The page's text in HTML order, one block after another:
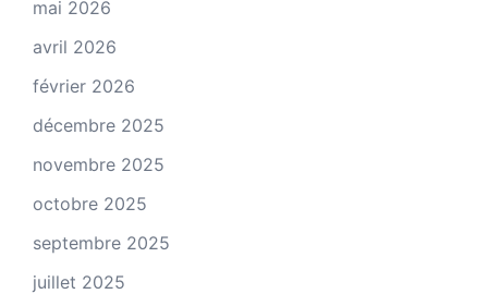
mai 2026
avril 2026
février 2026
décembre 2025
novembre 2025
octobre 2025
septembre 2025
juillet 2025